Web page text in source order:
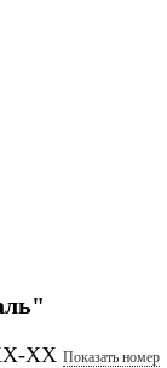
ХХ Показать номер